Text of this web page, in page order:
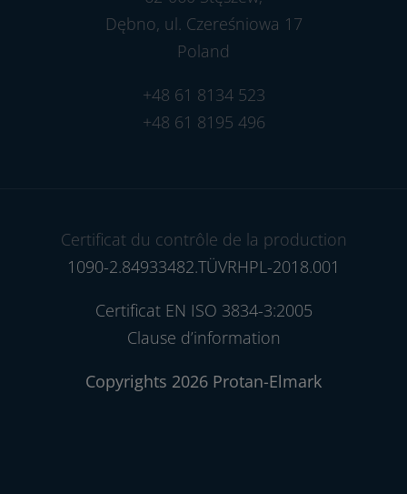
Dębno, ul. Czereśniowa 17
Poland
+48 61 8134 523
+48 61 8195 496
Certificat du contrôle de la production
1090-2.84933482.TÜVRHPL-2018.001
Certificat EN ISO 3834-3:2005
Clause d’information
Copyrights 2026 Protan-Elmark